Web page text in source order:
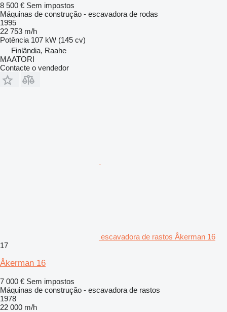
8 500 € Sem impostos
Máquinas de construção - escavadora de rodas
1995
22 753 m/h
Potência 107 kW (145 cv)
Finlândia, Raahe
MAATORI
Contacte o vendedor
escavadora de rastos Åkerman 16
17
Åkerman 16
7 000 € Sem impostos
Máquinas de construção - escavadora de rastos
1978
22 000 m/h